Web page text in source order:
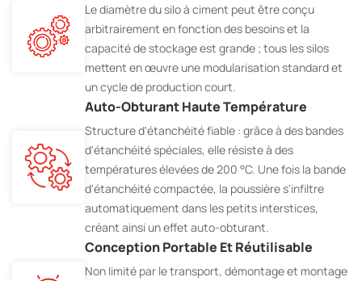
Le diamètre du silo à ciment peut être conçu
arbitrairement en fonction des besoins et la
capacité de stockage est grande ; tous les silos
mettent en œuvre une modularisation standard et
un cycle de production court.
Auto-Obturant Haute Température
Structure d'étanchéité fiable : grâce à des bandes
d'étanchéité spéciales, elle résiste à des
températures élevées de 200 °C. Une fois la bande
d'étanchéité compactée, la poussière s'infiltre
automatiquement dans les petits interstices,
créant ainsi un effet auto-obturant.
Conception Portable Et Réutilisable
Non limité par le transport, démontage et montage